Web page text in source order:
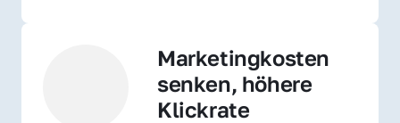
Marketingkosten
senken, höhere
Klickrate